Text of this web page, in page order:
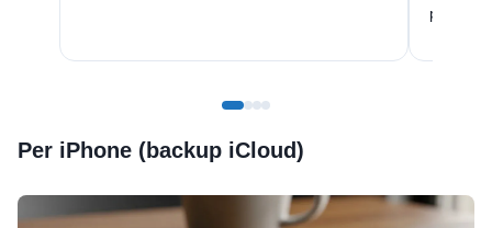
phone
Per iPhone (backup iCloud)